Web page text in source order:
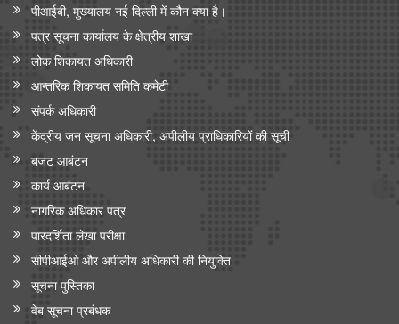
पीआईबी, मुख्यालय नई दिल्ली में कौन क्या है।
पत्र सूचना कार्यालय के क्षेत्रीय शाखा
लोक शिकायत अधिकारी
आन्‍तरिक शिकायत समिति कमेटी
संपर्क अधिकारी
केंद्रीय जन सूचना अधिकारी, अपीलीय प्राधिकारियों की सूची
बजट आबंटन
कार्य आबंटन
नागरिक अधिकार पत्र
पारदर्शिता लेखा परीक्षा
सीपीआईओ और अपी‍लीय अधिकारी की नियुक्ति
सूचना पुस्तिका
वेब सूचना प्रबंधक